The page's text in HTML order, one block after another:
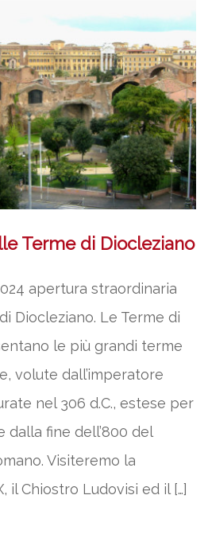
Terme di Diocleziano
apertura straordinaria
Diocleziano. Le Terme di
le più grandi terme
volute dall’imperatore
nel 306 d.C., estese per
dalla fine dell’800 del
Visiteremo la
il Chiostro Ludovisi ed il […]